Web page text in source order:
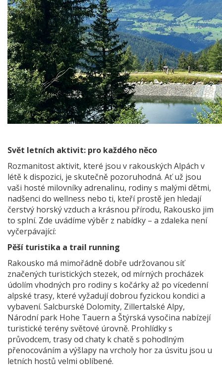
Svět letních aktivit: pro každého něco
Rozmanitost aktivit, které jsou v rakouských Alpách v
létě k dispozici, je skutečně pozoruhodná. Ať už jsou
vaši hosté milovníky adrenalinu, rodiny s malými dětmi,
nadšenci do wellness nebo ti, kteří prostě jen hledají
čerstvý horský vzduch a krásnou přírodu, Rakousko jim
to splní. Zde uvádíme výběr z nabídky – a zdaleka není
vyčerpávající:
Pěší turistika a trail running
Rakousko má mimořádně dobře udržovanou síť
značených turistických stezek, od mírných procházek
údolím vhodných pro rodiny s kočárky až po vícedenní
alpské trasy, které vyžadují dobrou fyzickou kondici a
vybavení. Salcburské Dolomity, Zillertalské Alpy,
Národní park Hohe Tauern a Štýrská vysočina nabízejí
turistické terény světové úrovně. Prohlídky s
průvodcem, trasy od chaty k chatě s pohodlným
přenocováním a výšlapy na vrcholy hor za úsvitu jsou u
letních hostů velmi oblíbené.